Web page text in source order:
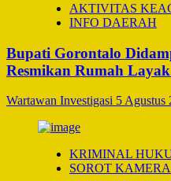
AKTIVITAS
INFO DAERAH
Bupati Gorontalo
Resmikan Rumah
Wartawan Investigasi 5 Agustus
KRIMINAL
SOROT KAMERA